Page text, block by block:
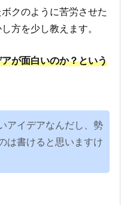
クのように苦労させた
方を少し教えます。
が面白いのか？という
アイデアなんだし、勢
は書けると思いますけ